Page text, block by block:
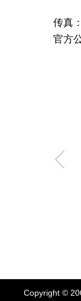
传真
官方
Copyright ©